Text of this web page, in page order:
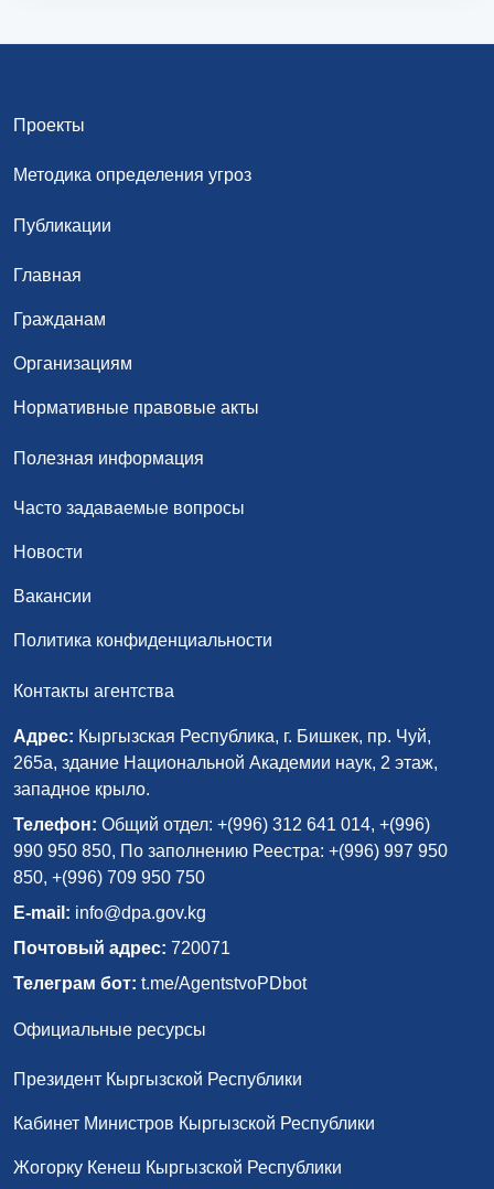
Проекты
Методика определения угроз
Публикации
Главная
Гражданам
Организациям
Нормативные правовые акты
Полезная информация
Часто задаваемые вопросы
Новости
Вакансии
Политика конфиденциальности
Контакты агентства
Адрес: Кыргызская Республика, г. Бишкек, пр. Чуй,
265а, здание Национальной Академии наук, 2 этаж,
западное крыло.
Телефон: Общий отдел: +(996) 312 641 014, +(996)
990 950 850, По заполнению Реестра: +(996) 997 950
850, +(996) 709 950 750
E-mail: info@dpa.gov.kg
Почтовый адрес: 720071
Телеграм бот: t.me/AgentstvoPDbot
Официальные ресурсы
Президент Кыргызской Республики
Кабинет Министров Кыргызской Республики
Жогорку Кенеш Кыргызской Республики